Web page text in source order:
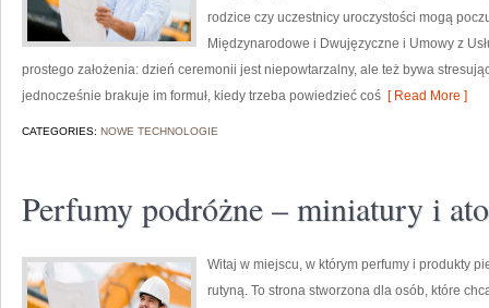
rodzice czy uczestnicy uroczystości mogą
Międzynarodowe i Dwujęzyczne i Umowy z
prostego założenia: dzień ceremonii jest niepowtarzalny, ale też bywa
jednocześnie brakuje im formuł, kiedy trzeba powiedzieć coś [ Read More ]
CATEGORIES: NOWE TECHNOLOGIE
Perfumy podróżne – miniatury i
Witaj w miejscu, w którym perfumy i produkty
rutyną. To strona stworzona dla osób, które